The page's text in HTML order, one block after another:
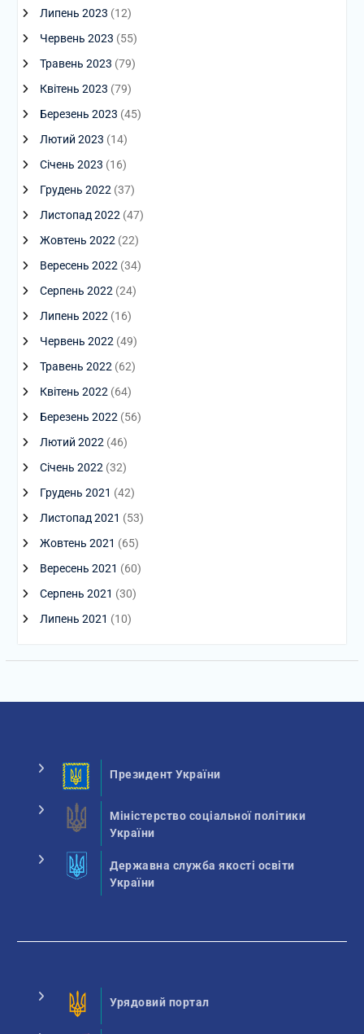
Липень 2023 (12)
Червень 2023 (55)
Травень 2023 (79)
Квітень 2023 (79)
Березень 2023 (45)
Лютий 2023 (14)
Січень 2023 (16)
Грудень 2022(37)
Листопад 2022(47)
Жовтень 2022(22)
Вересень 2022(34)
Серпень 2022(24)
Липень 2022(16)
Червень 2022(49)
Травень 2022(62)
Квітень 2022(64)
Березень 2022(56)
Лютий 2022(46)
Січень 2022(32)
Грудень 2021 (42)
Листопад 2021 (53)
Жовтень 2021 (65)
Вересень 2021 (60)
Серпень 2021 (30)
Липень 2021 (10)
Президент України
Міністерство соціальної політики
України
Державна служба якості освіти
України
Урядовий портал